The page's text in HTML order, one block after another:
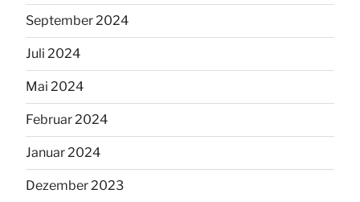
September 2024
Juli 2024
Mai 2024
Februar 2024
Januar 2024
Dezember 2023